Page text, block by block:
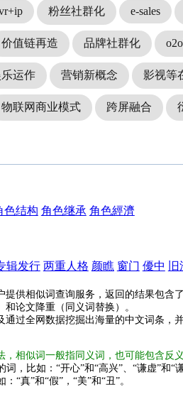
粉丝社群化 e-sales
价值链再造 品牌社群化
运作 营销新概念 影视等
物联网商业模式 跨屏融合
色结构 角色继承 角色經濟
辑发行 两重人格 颜瞧 窗门 優中
供相似词查询服务，返回的结果包含
论文降重（同义词替换）。
过全网数据挖掘出海量的中文词条，
相似词一般指同义词，也可能包含反
，比如：“开心”和“高兴”、“谦虚”和“谦
“真”和“假”，“美”和“丑”。